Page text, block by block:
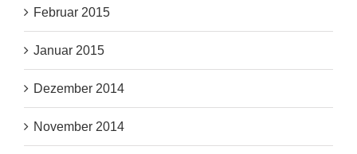
Februar 2015
Januar 2015
Dezember 2014
November 2014